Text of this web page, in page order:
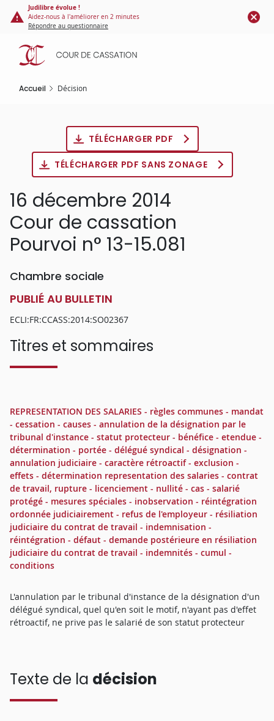
Panneau de gestion des cookies
contenu
principal
Judilibre évolue !
Aidez-nous à l'améliorer en 2 minutes
Répondre au questionnaire
Accueil Décision
TÉLÉCHARGER PDF
TÉLÉCHARGER PDF SANS ZONAGE
16 décembre 2014
Cour de cassation
Pourvoi n° 13-15.081
Chambre sociale
PUBLIÉ AU BULLETIN
ECLI:FR:CCASS:2014:SO02367
Titres et sommaires
REPRESENTATION DES SALARIES - règles communes - mandat
- cessation - causes - annulation de la désignation par le
tribunal d'instance - statut protecteur - bénéfice - etendue -
détermination - portée - délégué syndical - désignation -
annulation judiciaire - caractère rétroactif - exclusion -
effets - détermination representation des salaries - contrat
de travail, rupture - licenciement - nullité - cas - salarié
protégé - mesures spéciales - inobservation - réintégration
ordonnée judiciairement - refus de l'employeur - résiliation
judiciaire du contrat de travail - indemnisation -
réintégration - défaut - demande postérieure en résiliation
judiciaire du contrat de travail - indemnités - cumul -
conditions
L'annulation par le tribunal d'instance de la désignation d'un
délégué syndical, quel qu'en soit le motif, n'ayant pas d'effet
rétroactif, ne prive pas le salarié de son statut protecteur
Texte de la décision